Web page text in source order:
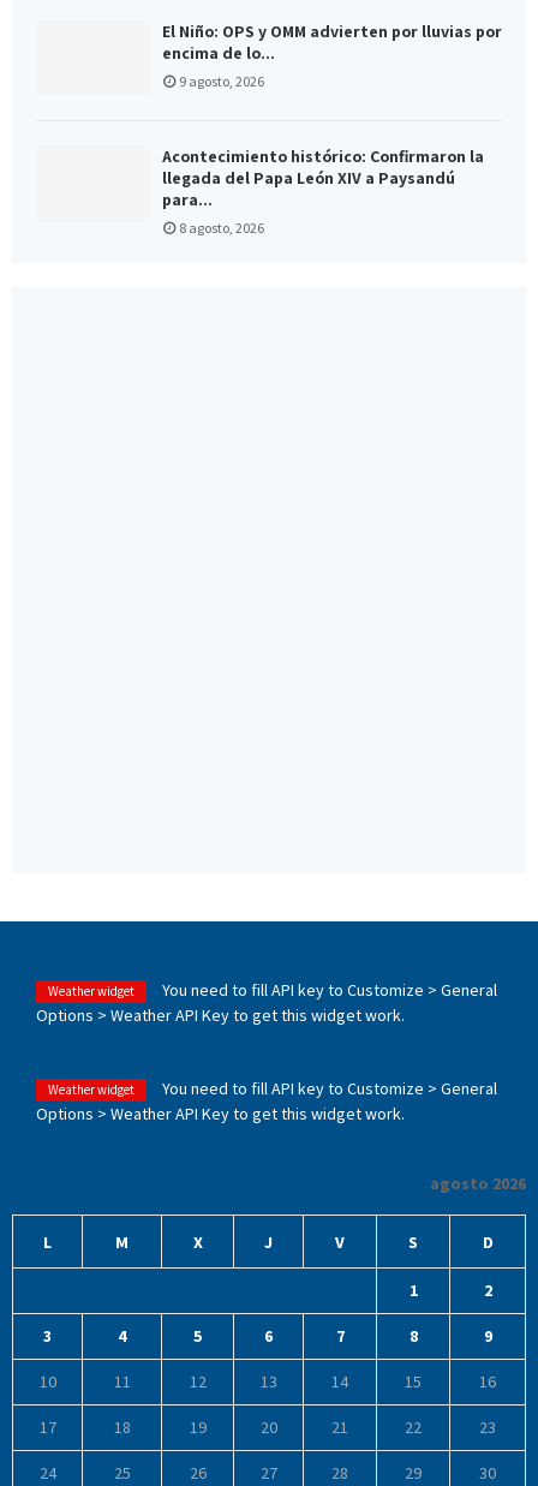
El Niño: OPS y OMM advierten por lluvias por
encima de lo...
9 agosto, 2026
Acontecimiento histórico: Confirmaron la
llegada del Papa León XIV a Paysandú
para...
8 agosto, 2026
Weather widget
You need to fill API key to Customize > General
Options > Weather API Key to get this widget work.
Weather widget
You need to fill API key to Customize > General
Options > Weather API Key to get this widget work.
agosto 2026
L M X J V S D
1 2
3 4 5 6 7 8 9
10 11 12 13 14 15 16
17 18 19 20 21 22 23
24 25 26 27 28 29 30